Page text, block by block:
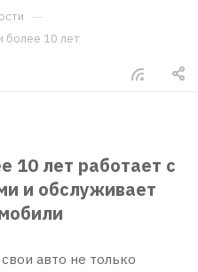
—
более 10 лет
10 лет работает с
и обслуживает
авто не только